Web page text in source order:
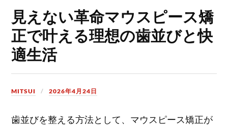
見えない革命マウスピース矯
正で叶える理想の歯並びと快
適生活
MITSUI 2026年4月24日
歯並びを整える方法として、マウスピース矯正が